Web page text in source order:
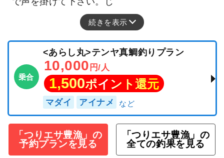
続きを表示
乗合
<あらし丸>テンヤ真鯛釣りプラン
10,000 円/人
1,500ポイント還元
マダイ アイナメ
「つりエサ豊漁」の
予約プランを見る
「つりエサ豊漁」の
全ての釣果を見る